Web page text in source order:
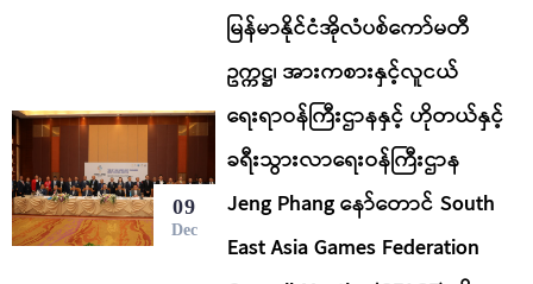
09
Dec
မြန်မာနိုင်ငံအိုလံပစ်ကော်မတီ
ဥက္ကဋ္ဌ၊ အားကစားနှင့်လူငယ်
ရေးရာဝန်ကြီးဌာနနှင့် ဟိုတယ်နှင့်
ခရီးသွားလာရေးဝန်ကြီးဌာန
Jeng Phang နော်တောင် South
East Asia Games Federation